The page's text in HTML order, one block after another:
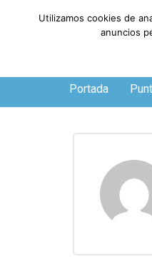
Viernes, 7 de
Portada
Utilizamos cookies de
anuncios